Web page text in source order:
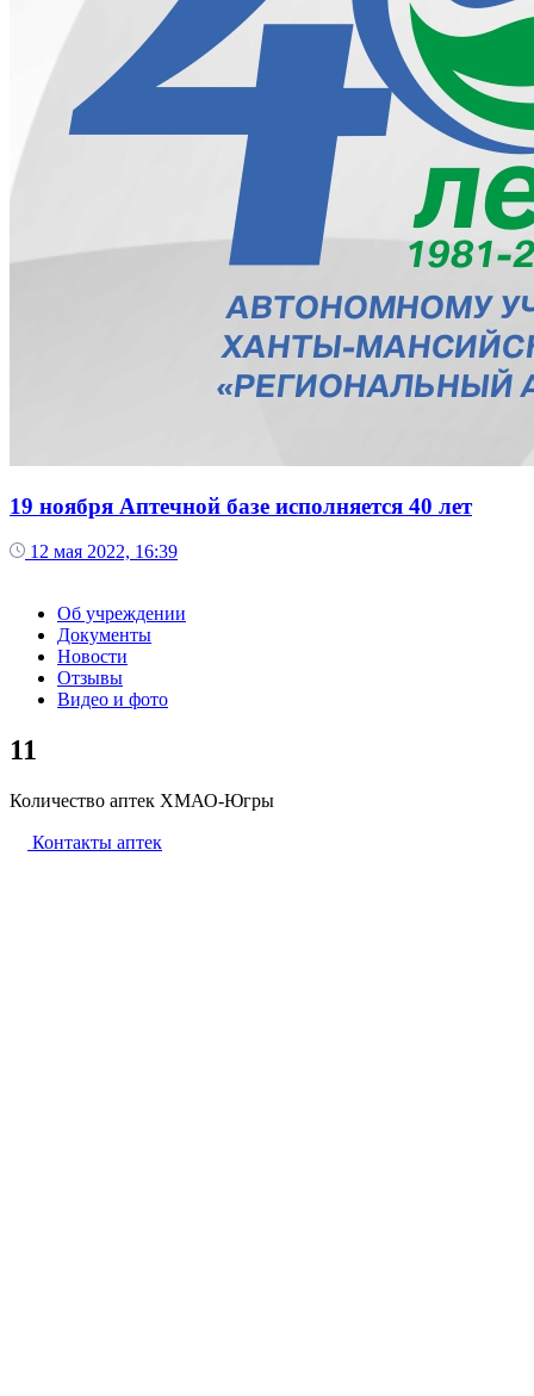
19 ноября Аптечной базе исполняется 40 лет
12 мая 2022, 16:39
Об учреждении
Документы
Новости
Отзывы
Видео и фото
11
Количество аптек ХМАО-Югры
Контакты аптек